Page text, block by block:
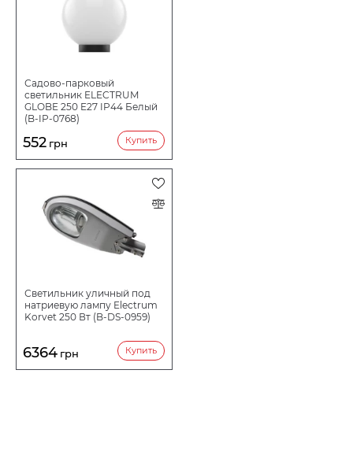
Садово-парковый
светильник ELECTRUM
GLOBE 250 E27 IP44 Белый
(B-IP-0768)
552 грн Купить
Светильник уличный под
натриевую лампу Electrum
Korvet 250 Вт (B-DS-0959)
6364 грн Купить